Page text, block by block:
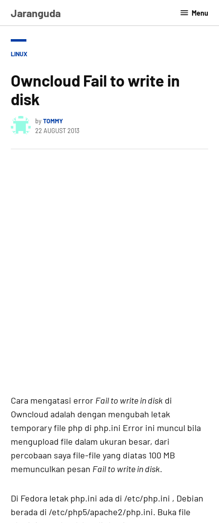
Jaranguda Menu
POSTED
LINUX
Owncloud Fail to write in
disk
byTOMMY
22 AUGUST 2013
Cara mengatasi error Fail to write in disk di
Owncloud adalah dengan mengubah letak
temporary file php di php.ini Error ini muncul bila
mengupload file dalam ukuran besar, dari
percobaan saya file-file yang diatas 100 MB
memunculkan pesan Fail to write in disk.
Di Fedora letak php.ini ada di /etc/php.ini , Debian
berada di /etc/php5/apache2/php.ini. Buka file